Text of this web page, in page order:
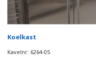
Koelkast
Kavelnr: 6264-05